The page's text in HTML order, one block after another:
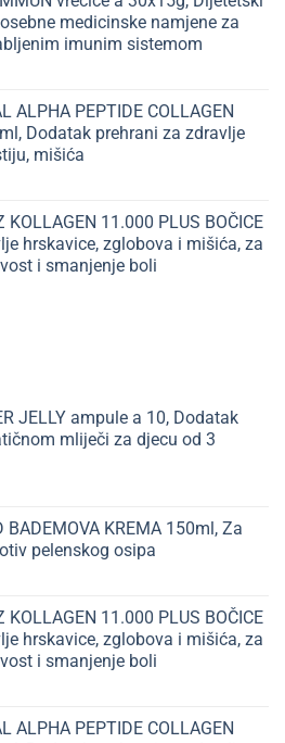
medicinske namjene za
imunim sistemom
ALPHA PEPTIDE COLLAGEN
Dodatak prehrani za zdravlje
mišića
KOLLAGEN 11.000 PLUS BOČICE
hrskavice, zglobova i mišića, za
i smanjenje boli
JELLY ampule a 10, Dodatak
mliječi za djecu od 3
BADEMOVA KREMA 150ml, Za
pelenskog osipa
KOLLAGEN 11.000 PLUS BOČICE
hrskavice, zglobova i mišića, za
i smanjenje boli
ALPHA PEPTIDE COLLAGEN